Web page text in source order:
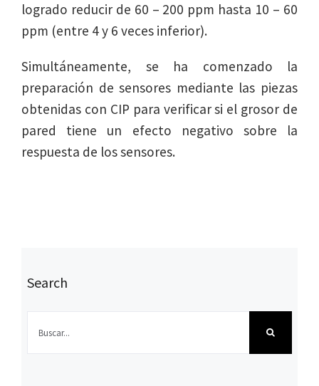
logrado reducir de 60 – 200 ppm hasta 10 – 60
ppm (entre 4 y 6 veces inferior).
Simultáneamente, se ha comenzado la
preparación de sensores mediante las piezas
obtenidas con CIP para verificar si el grosor de
pared tiene un efecto negativo sobre la
respuesta de los sensores.
Search